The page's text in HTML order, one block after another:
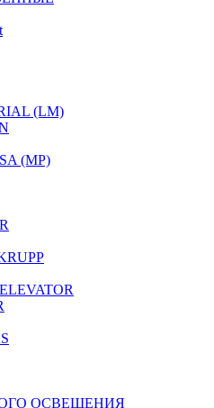
(LM)
(MP)
ОСВЕЩЕНИЯ